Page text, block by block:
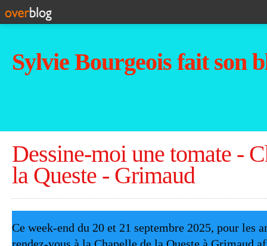
Sylvie Bourgeois fait son
Dessine-moi une tomate -
la Queste - Grimaud
Ce week-end du 20 et 21 septembre 2025, pour les